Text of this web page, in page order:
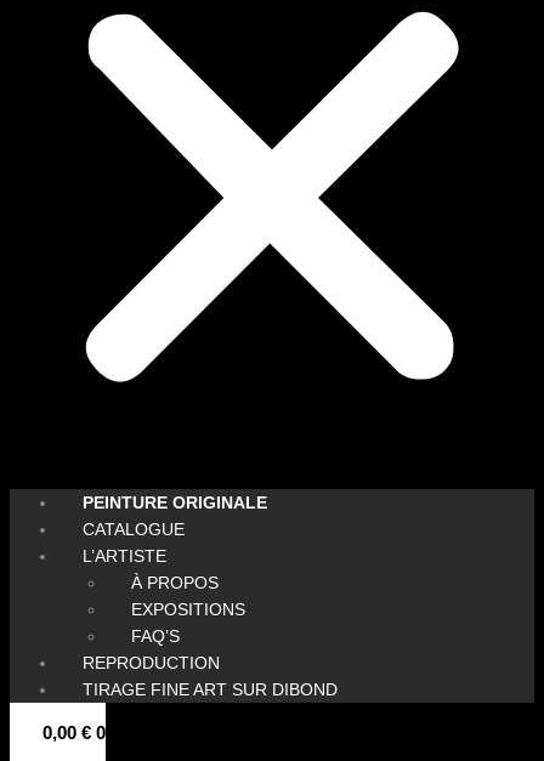
PEINTURE ORIGINALE
CATALOGUE
L’ARTISTE
À PROPOS
EXPOSITIONS
FAQ’S
REPRODUCTION
TIRAGE FINE ART SUR DIBOND
0,00 € 0